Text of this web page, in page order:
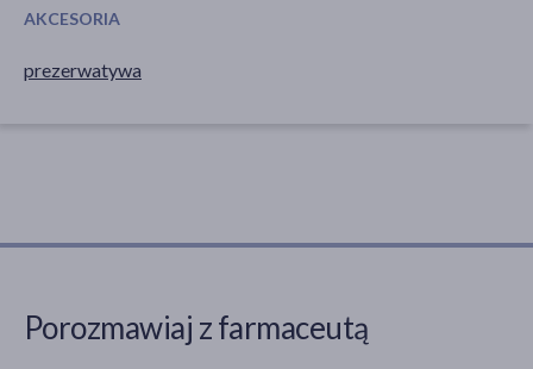
AKCESORIA
prezerwatywa
Porozmawiaj z farmaceutą